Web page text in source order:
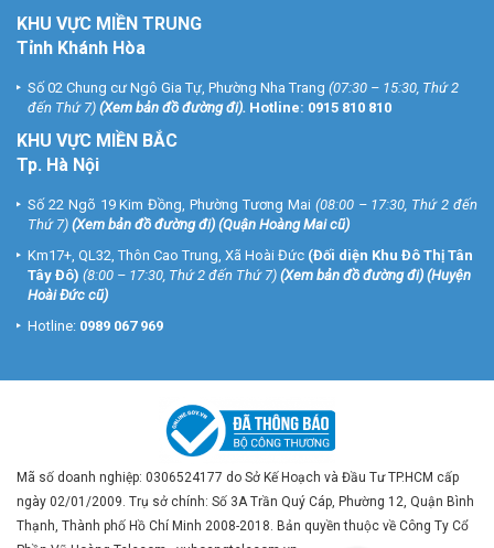
KHU VỰC MIỀN TRUNG
Tỉnh Khánh Hòa
Số 02 Chung cư Ngô Gia Tự, Phường Nha Trang (07:30 – 15:30, Thứ 2
đến Thứ 7) (Xem bản đồ đường đi). Hotline: 0915 810 810
KHU VỰC MIỀN BẮC
Tp. Hà Nội
Số 22 Ngõ 19 Kim Đồng, Phường Tương Mai (08:00 – 17:30, Thứ 2 đến
Thứ 7) (Xem bản đồ đường đi) (Quận Hoàng Mai cũ)
Km17+, QL32, Thôn Cao Trung, Xã Hoài Đức (Đối diện Khu Đô Thị Tân
Tây Đô) (8:00 – 17:30, Thứ 2 đến Thứ 7) (Xem bản đồ đường đi) (Huyện
Hoài Đức cũ)
Hotline: 0989 067 969
Mã số doanh nghiệp: 0306524177 do Sở Kế Hoạch và Đầu Tư TP.HCM cấp
ngày 02/01/2009. Trụ sở chính: Số 3A Trần Quý Cáp, Phường 12, Quận Bình
Thạnh, Thành phố Hồ Chí Minh 2008-2018. Bản quyền thuộc về Công Ty Cổ